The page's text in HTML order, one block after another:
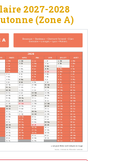
2027-2028
(Zone A)